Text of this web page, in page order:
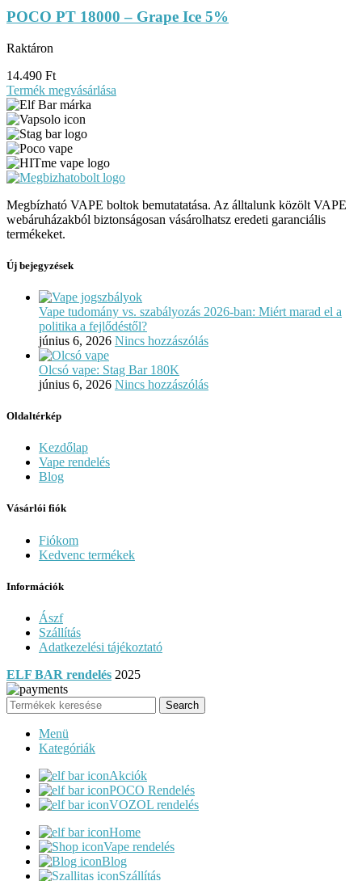
POCO PT 18000 – Grape Ice 5%
Raktáron
14.490 Ft
Termék megvásárlása
Megbízható VAPE boltok bemutatatása. Az álltalunk közölt VAPE
webáruházakból biztonságosan vásárolhatsz eredeti garanciális
termékeket.
Új bejegyzések
Vape tudomány vs. szabályozás 2026-ban: Miért marad el a
politika a fejlődéstől?
június 6, 2026 Nincs hozzászólás
Olcsó vape: Stag Bar 180K
június 6, 2026 Nincs hozzászólás
Oldaltérkép
Kezdőlap
Vape rendelés
Blog
Vásárlói fiók
Fiókom
Kedvenc termékek
Információk
Ászf
Szállítás
Adatkezelési tájékoztató
ELF BAR rendelés 2025
Search
Menü
Kategóriák
Akciók
POCO Rendelés
VOZOL rendelés
Home
Vape rendelés
Blog
Szállítás